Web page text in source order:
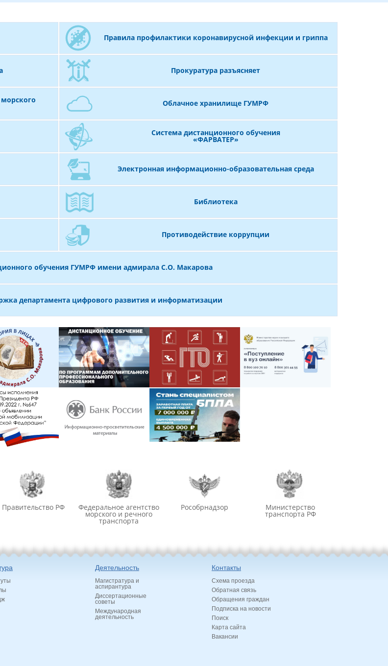
Правила профилактики коронавирусной инфекции и гриппа
Прокуратура разъясняет
Облачное хранилище ГУМРФ
Система дистанционного обучения
«ФАРВАТЕР»
Электронная информационно-образовательная среда
Библиотека
Противодействие коррупции
обучения ГУМРФ имени адмирала С.О. Макарова
департамента цифрового развития и информатизации
Правительство РФ Федеральное агентство
морского и речного
транспорта
Рособрнадзор Министерство
транспорта РФ
Деятельность
Магистратура и
аспирантура
Диссертационные
советы
Международная
деятельность
Контакты
Схема проезда
Обратная связь
Обращения граждан
Подписка на новости
Поиск
Карта сайта
Вакансии